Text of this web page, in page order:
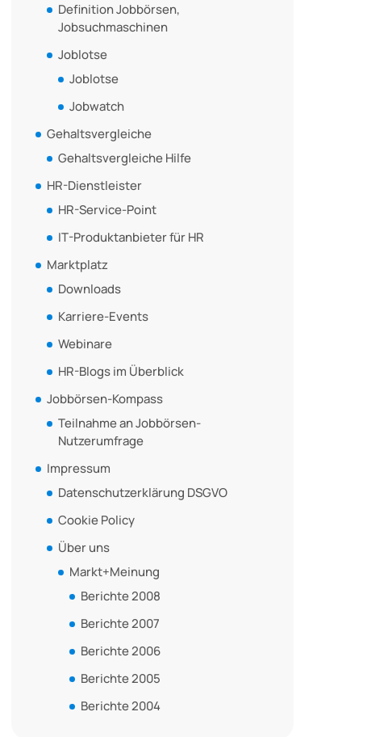
Definition Jobbörsen,
Jobsuchmaschinen
Joblotse
Joblotse
Jobwatch
Gehaltsvergleiche
Gehaltsvergleiche Hilfe
HR-Dienstleister
HR-Service-Point
IT-Produktanbieter für HR
Marktplatz
Downloads
Karriere-Events
Webinare
HR-Blogs im Überblick
Jobbörsen-Kompass
Teilnahme an Jobbörsen-
Nutzerumfrage
Impressum
Datenschutzerklärung DSGVO
Cookie Policy
Über uns
Markt+Meinung
Berichte 2008
Berichte 2007
Berichte 2006
Berichte 2005
Berichte 2004